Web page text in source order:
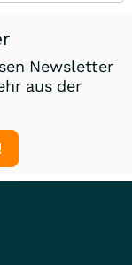
Newsletter
aus der